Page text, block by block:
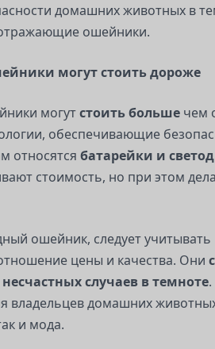
домашних животных в
ошейники.
могут стоить дороже
могутстоить больше чем
обеспечивающие
относятся батарейки и
стоимость, но при этом
ошейник, следует учитывать
цены и качества. Они
случаев в темноте
владельцев домашних
и мода.